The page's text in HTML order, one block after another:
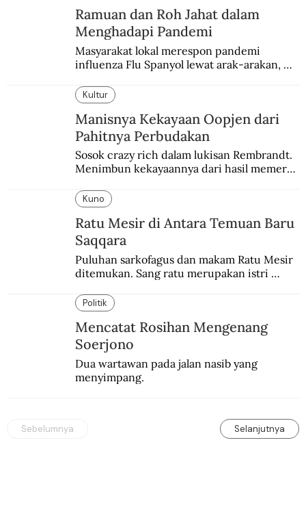
Ramuan dan Roh Jahat dalam
Menghadapi Pandemi
Masyarakat lokal merespon pandemi
influenza Flu Spanyol lewat arak-arakan,
Kultur
Manisnya Kekayaan Oopjen dari
Pahitnya Perbudakan
Sosok crazy rich dalam lukisan Rembrandt.
Menimbun kekayaannya dari hasil memeras
Kuno
Ratu Mesir di Antara Temuan Baru
Saqqara
Puluhan sarkofagus dan makam Ratu Mesir
ditemukan. Sang ratu merupakan istri
sebelumnya keberadaannya tak pernah
diketahui.
Politik
Mencatat Rosihan Mengenang
Soerjono
Dua wartawan pada jalan nasib yang
menyimpang.
Sebelumnya Selanjutnya